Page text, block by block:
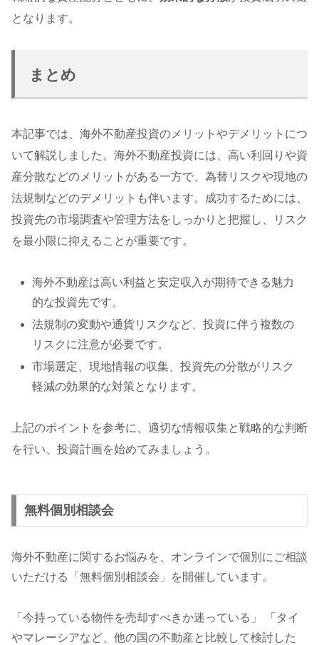
となります。
まとめ
本記事では、海外不動産投資のメリットやデメリットにつ
いて解説しました。海外不動産投資には、高い利回りや資
産分散などのメリットがある一方で、為替リスクや現地の
法規制などのデメリットも伴います。成功するためには、
投資先の市場調査や管理方法をしっかりと把握し、リスク
を最小限に抑えることが重要です。
海外不動産は高い利益と安定収入が期待できる魅力
的な投資先です。
法規制の変動や通貨リスクなど、投資に伴う複数の
リスクに注意が必要です。
市場選定、現地情報の収集、投資先の分散がリスク
軽減の効果的な対策となります。
上記のポイントを参考に、適切な情報収集と戦略的な判断
を行い、投資計画を始めてみましょう。
無料個別相談会
海外不動産に関するお悩みを、オンラインで個別にご相談
いただける「無料個別相談会」を開催しています。
「今持っている物件を売却すべきか迷っている」 「タイ
やマレーシアなど、他の国の不動産と比較して検討した